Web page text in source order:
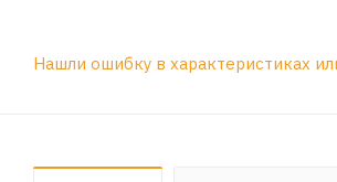
Нашли ошибку в характеристиках